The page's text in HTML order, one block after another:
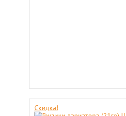
Скидка!